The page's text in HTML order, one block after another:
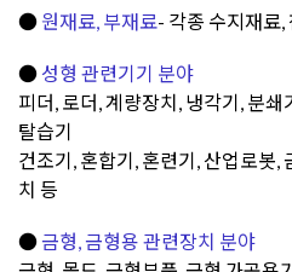
● 원재료, 부재료- 각종 수지재료,
●성형 관련기기 분야
피더, 로더, 계량장치, 냉각기, 분쇄
탈습기
건조기, 혼합기, 혼련기, 산업로봇,
치 등
●금형, 금형용 관련장치 분야